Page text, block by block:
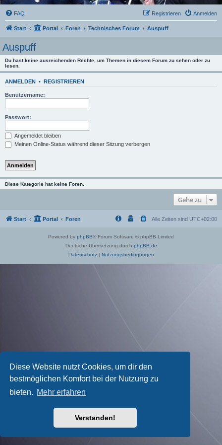
Diese Website nutzt Cookies, um dir den
bestmöglichen Komfort bei der Nutzung zu
bieten. Mehr erfahren
Verstanden!
FAQ Anmelden
Registrieren
Start Portal Foren Technisches Forum Auspuff
Auspuff
Du hast keine ausreichenden Rechte, um Themen in diesem Forum zu sehen oder zu
lesen.
ANMELDEN • REGISTRIEREN
Benutzername:
Passwort:
Angemeldet bleiben
Meinen Online-Status während dieser Sitzung verbergen
Diese Kategorie hat keine Foren.
Gehe zu
Start Portal Foren Alle Zeiten sind UTC+02:00
Powered by phpBB® Forum Software © phpBB Limited
Deutsche Übersetzung durch phpBB.de
Datenschutz| Nutzungsbedingungen